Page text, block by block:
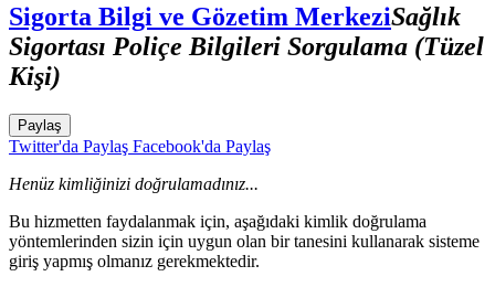
Sigorta Bilgi ve Gözetim MerkeziSağlık
Sigortası Poliçe Bilgileri Sorgulama (Tüzel
Kişi)
Paylaş
Twitter'da Paylaş Facebook'da Paylaş
Henüz kimliğinizi doğrulamadınız...
Bu hizmetten faydalanmak için, aşağıdaki kimlik doğrulama
yöntemlerinden sizin için uygun olan bir tanesini kullanarak sisteme
giriş yapmış olmanız gerekmektedir.